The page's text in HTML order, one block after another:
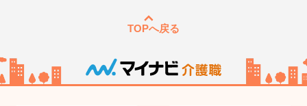
TOPへ戻る